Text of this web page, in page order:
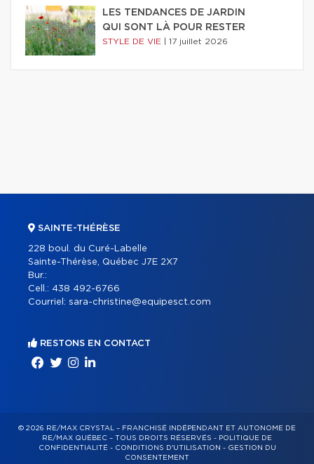
LES TENDANCES DE JARDIN
QUI SONT LÀ POUR RESTER
STYLE DE VIE 17 juillet 2026
SAINTE-THÉRÈSE
228 boul. du Curé-Labelle
Sainte-Thérèse, Québec J7E 2X7
Bur.:
Cell.: 438 492-6766
Courriel: sara-christine@equipesct.com
RESTONS EN CONTACT
© 2026 RE/MAX CRYSTAL – FRANCHISÉ INDÉPENDANT ET AUTONOME DE
RE/MAX QUÉBEC – TOUS DROITS RÉSERVÉS - POLITIQUE DE
CONFIDENTIALITÉ- CONDITIONS D'UTILISATION - GESTION DU
CONSENTEMENT